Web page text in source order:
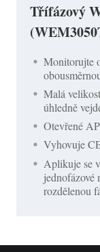
Třífázový
Monitorujte
Malá
úhledně
Otevřené
Vyhovuje
Aplikuje se
jednofázové
rozdělenou